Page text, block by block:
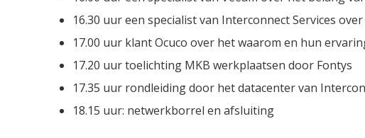
16.30 uur een specialist van Interconnect Services
17.00 uur klant Ocuco over het waarom en hun
17.20 uur toelichting MKB werkplaatsen door Fontys
17.35 uur rondleiding door het datacenter van
18.15 uur: netwerkborrel en afsluiting